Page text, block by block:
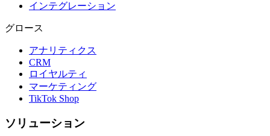
インテグレーション
グロース
アナリティクス
CRM
ロイヤルティ
マーケティング
TikTok Shop
ソリューション